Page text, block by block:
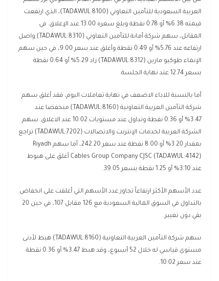
العربية السعودية للتأمين التعاوني (TADAWUL:8100)، الذي ارتفعت
قيمته 6.38% أو 0.78 نقطة وبلغ سعره 13.00 عند الإغلاق. في
المقابل، سهم شركة أمانة للتأمين التعاوني (TADAWUL:8310) واصل
ارتفاعه عند 5.76% أو 0.49 نقطة وأغلق عند سعر 9.00، في حين سهم
الإنماء طوكيو مارين (TADAWUL:8312) زاد 5.29% أو 0.64 نقطة
بسعر 12.74 عند نهاية الجلسة.
أما بالنسبة للاداء الاضعف في نهاية تعاملات اليوم، فقد أغلق سهم
شركة التأمين العربية التعاونية (TADAWUL:8160) منخفضا عند
3.47% أو 0.36 نقطة وتداول عند مستويات 10.02 عند الاغلاق. سهم
الشركة العربية لخدمات الإنترنت والاتصالات (TADAWUL:7202) تراجع
بمقدار 3.20% أو 8.00 نقطة عند سعر 242.20، أما سهم Riyadh
Cables Group Company CJSC (TADAWUL:4142)‎ أغلق على هبوط
عند 3.10% أو 1.25 نقطة بسعر 39.05.
عدد الأسهم الأكثر ارتفاعاً تجاوز عدد الأسهم التي أغلقت على انخفاض
بالتداول في السوق المالية السعودية مع 126 مقابل 107، في حين 20
بقي دون تغيير.
سهم شركة التأمين العربية التعاونية (TADAWUL:8160) هبط لأدنى
مستوى قياسي له خلال 52 أسبوع، وقد هبط 3.47% أو 0.36 نقطة
عند سعر 10.02.